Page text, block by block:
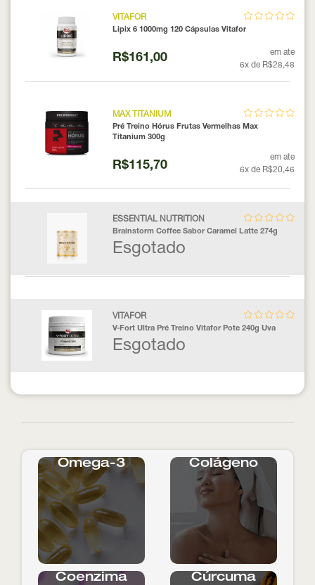
VITAFOR
Lipix 6 1000mg 120 Cápsulas Vitafor
R$161,00
em ate
6x de R$28,48
MAX TITANIUM
Pré Treino Hórus Frutas Vermelhas Max
Titanium 300g
R$115,70
em ate
6x de R$20,46
ESSENTIAL NUTRITION
Brainstorm Coffee Sabor Caramel Latte 274g
Esgotado
VITAFOR
V-Fort Ultra Pré Treino Vitafor Pote 240g Uva
Esgotado
Ômega-3 Colágeno
Coenzima
Cúrcuma